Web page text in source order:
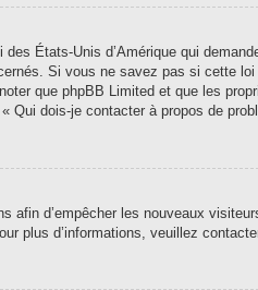
États-Unis d’Amérique qui
Si vous ne savez pas si cette
que phpBB Limited et que les
dois-je contacter à propos de
d’empêcher les nouveaux
plus d’informations, veuillez